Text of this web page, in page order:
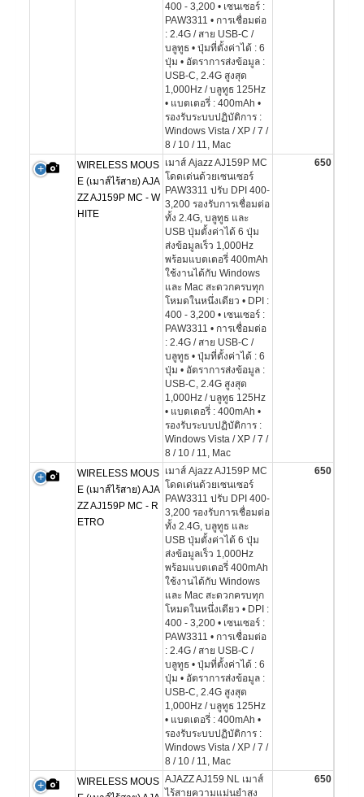
400 - 3,200 • เซนเซอร์ :
PAW3311 • การเชื่อมต่อ
: 2.4G / สาย USB-C /
บลูทูธ • ปุ่มที่ตั้งค่าได้ : 6
ปุ่ม • อัตราการส่งข้อมูล :
USB-C, 2.4G สูงสุด
1,000Hz / บลูทูธ 125Hz
• แบตเตอรี่ : 400mAh •
รองรับระบบปฏิบัติการ :
Windows Vista / XP / 7 /
8 / 10 / 11, Mac
WIRELESS MOUS
E (เมาส์ไร้สาย) AJA
ZZ AJ159P MC - W
HITE
เมาส์ Ajazz AJ159P MC
โดดเด่นด้วยเซนเซอร์
PAW3311 ปรับ DPI 400-
3,200 รองรับการเชื่อมต่อ
ทั้ง 2.4G, บลูทูธ และ
USB ปุ่มตั้งค่าได้ 6 ปุ่ม
ส่งข้อมูลเร็ว 1,000Hz
พร้อมแบตเตอรี่ 400mAh
ใช้งานได้กับ Windows
และ Mac สะดวกครบทุก
โหมดในหนึ่งเดียว • DPI :
400 - 3,200 • เซนเซอร์ :
PAW3311 • การเชื่อมต่อ
: 2.4G / สาย USB-C /
บลูทูธ • ปุ่มที่ตั้งค่าได้ : 6
ปุ่ม • อัตราการส่งข้อมูล :
USB-C, 2.4G สูงสุด
1,000Hz / บลูทูธ 125Hz
• แบตเตอรี่ : 400mAh •
รองรับระบบปฏิบัติการ :
Windows Vista / XP / 7 /
8 / 10 / 11, Mac
650
WIRELESS MOUS
E (เมาส์ไร้สาย) AJA
ZZ AJ159P MC - R
ETRO
เมาส์ Ajazz AJ159P MC
โดดเด่นด้วยเซนเซอร์
PAW3311 ปรับ DPI 400-
3,200 รองรับการเชื่อมต่อ
ทั้ง 2.4G, บลูทูธ และ
USB ปุ่มตั้งค่าได้ 6 ปุ่ม
ส่งข้อมูลเร็ว 1,000Hz
พร้อมแบตเตอรี่ 400mAh
ใช้งานได้กับ Windows
และ Mac สะดวกครบทุก
โหมดในหนึ่งเดียว • DPI :
400 - 3,200 • เซนเซอร์ :
PAW3311 • การเชื่อมต่อ
: 2.4G / สาย USB-C /
บลูทูธ • ปุ่มที่ตั้งค่าได้ : 6
ปุ่ม • อัตราการส่งข้อมูล :
USB-C, 2.4G สูงสุด
1,000Hz / บลูทูธ 125Hz
• แบตเตอรี่ : 400mAh •
รองรับระบบปฏิบัติการ :
Windows Vista / XP / 7 /
8 / 10 / 11, Mac
650
WIRELESS MOUS AJAZZ AJ159 NL เมาส์
ไร้สายความแม่นยำสูง
650